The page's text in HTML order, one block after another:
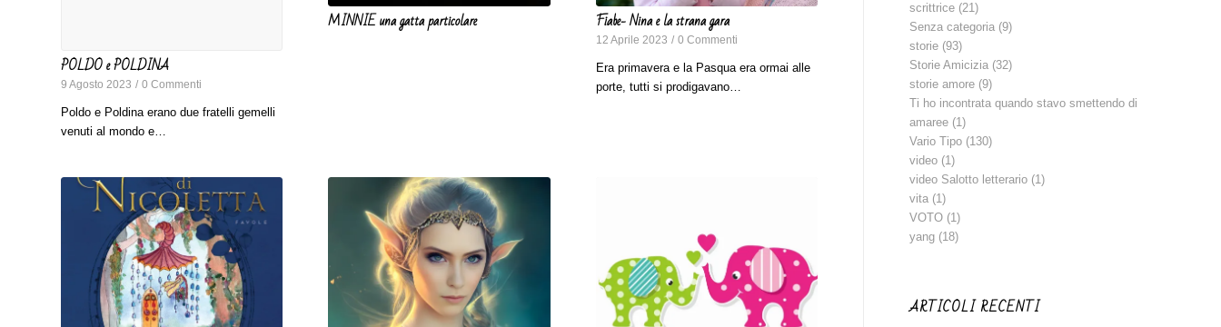
POLDO e POLDINA
9 Agosto 2023 / 0 Commenti
Poldo e Poldina erano due fratelli gemelli
venuti al mondo e…
MINNIE una gatta particolare Fiabe- Nina e la strana gara
12 Aprile 2023 / 0 Commenti
Era primavera e la Pasqua era ormai alle
porte, tutti si prodigavano…
scrittrice (21)
Senza categoria (9)
storie (93)
Storie Amicizia (32)
storie amore (9)
Ti ho incontrata quando stavo smettendo di
amaree (1)
Vario Tipo (130)
video (1)
video Salotto letterario (1)
vita (1)
VOTO (1)
yang (18)
ARTICOLI RECENTI